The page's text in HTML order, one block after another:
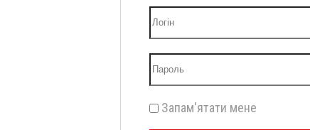
Запам'ятати мене